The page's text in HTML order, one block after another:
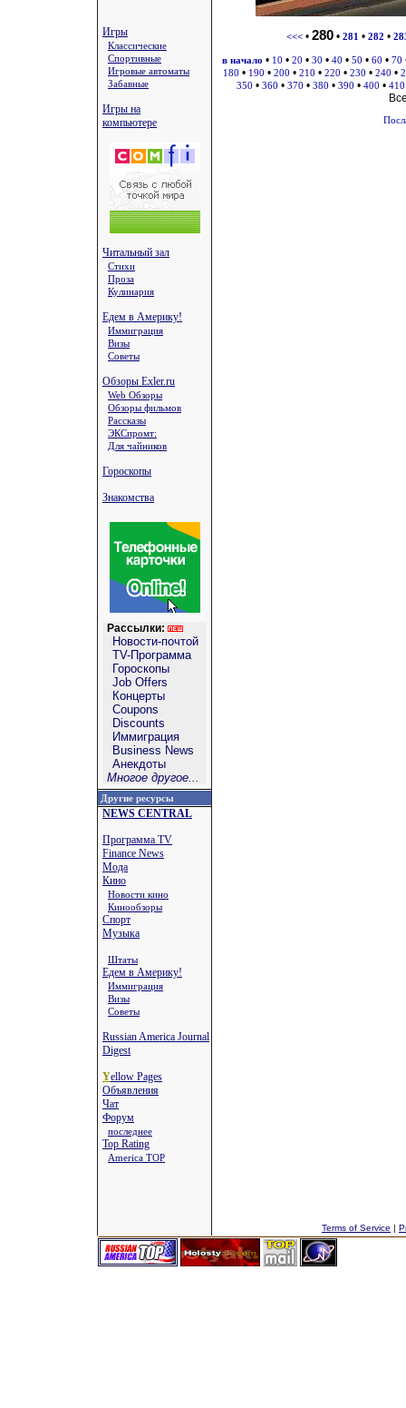
Игры
Классические
Спортивные
Игровые автоматы
Забавные
Игры на
компьютере
Читальный зал
Стихи
Проза
Кулинария
Едем в Америку!
Иммиграция
Визы
Советы
Обзоры Exler.ru
Web Обзоры
Обзоры фильмов
Рассказы
ЭКСпромт:
Для чайников
Гороскопы
Знакомства
Рассылки:
Новости-почтой
TV-Программа
Гороскопы
Job Offers
Концерты
Coupons
Discounts
Иммиграция
Business News
Анекдоты
Многое другое...
Другие ресурсы
NEWS CENTRAL
Программа TV
Finance News
Мода
Кино
Новости кино
Кинообзоры
Спорт
Музыка
Штаты
Едем в Америку!
Иммиграция
Визы
Советы
Russian America Journal
Digest
Yellow Pages
Объявления
Чат
Форум
последнее
Top Rating
America TOP
<<< • 280 • 281 • 282 •
в начало • 10 • 20 • 30 • 40 • 50 • 60 • 70
180 • 190 • 200 • 210 • 220 • 230 • 240 •
350 • 360 • 370 • 380 • 390 • 400 • 410
Terms of Service |